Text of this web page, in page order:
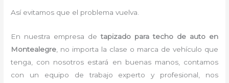
Así evitamos que el problema vuelva.
En nuestra empresa detapizado para techo de auto en
Montealegre , no importa la clase o marca de vehículo que
tenga, con nosotros estará en buenas manos, contamos
con un equipo de trabajo experto y profesional, nos